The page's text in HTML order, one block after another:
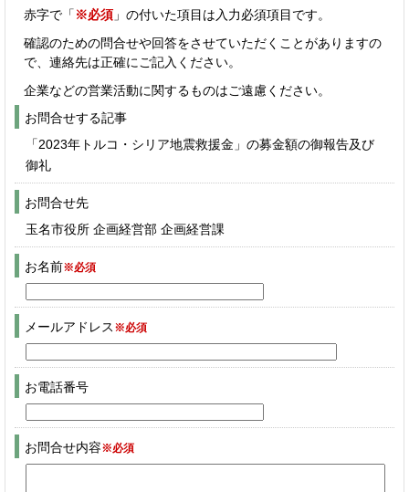
赤字で「 ※必須 」の付いた項目は入力必須項目です。
確認のための問合せや回答をさせていただくことがありますの
で、連絡先は正確にご記入ください。
企業などの営業活動に関するものはご遠慮ください。
お問合せする記事
「2023年トルコ・シリア地震救援金」の募金額の御報告及び
御礼
お問合せ先
玉名市役所 企画経営部 企画経営課
お名前※必須
メールアドレス ※必須
お電話番号
お問合せ内容※必須